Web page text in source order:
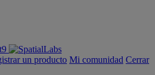
un producto Mi comunidad Cerrar